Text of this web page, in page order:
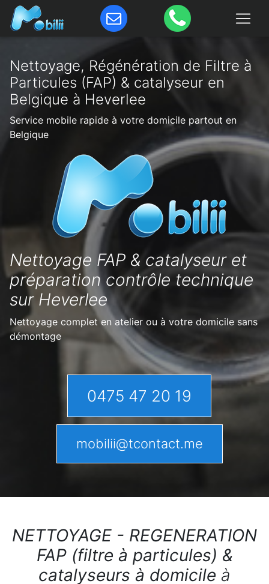
Nettoyage, Régénération de Filtre à
Particules (FAP) & catalyseur en
Belgique à Heverlee
Service mobile rapide à votre domicile partout en
Belgique
Nettoyage FAP & catalyseur et
préparation contrôle technique
sur Heverlee
Nettoyage complet en atelier ou à votre domicile sans
démontage
0475 47 20 19
mobilii@tcontact.me
NETTOYAGE - REGENERATION
FAP (filtre à particules) &
catalyseurs à domicile à